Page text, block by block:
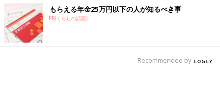
赤ちゃんが生まれて間もない時期は、授乳やお
むつ替え、沐浴など、お世話にかかりっきり。
そんな、我が子との濃密な時間の中で、「なん
科の先生に解説してもらいました♪
赤ちゃんが予防接種をスタートしたばかりの時期は、とくに受け
るべきワクチンがたくさんあります。体調不良や受け忘れなど
もらえる年金25万円以下の人が知るべき事
PR(くらしの話題)
Recommended by